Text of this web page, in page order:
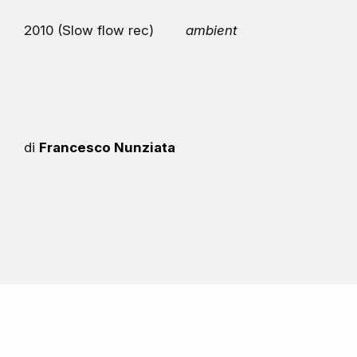
2010 (Slow flow rec) ambient
di Francesco Nunziata